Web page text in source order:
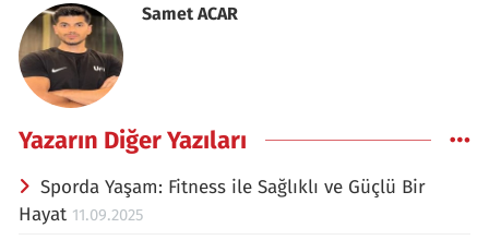
Samet ACAR
Yazarın Diğer Yazıları
Sporda Yaşam: Fitness ile Sağlıklı ve Güçlü Bir
Hayat 11.09.2025